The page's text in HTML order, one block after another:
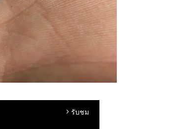
arrow_forward_ios รับชม